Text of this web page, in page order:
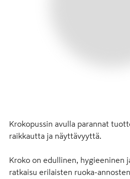
Krokopussin avulla parannat
raikkautta ja näyttävyyttä.
Kroko on edullinen, hygieeninen
ratkaisu erilaisten ruoka-